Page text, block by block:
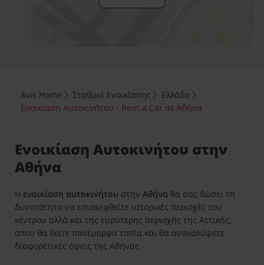
Avis Home Σταθμοί Ενοικίασης
Ελλάδα
Eνοικίαση Αυτοκινήτου - Rent a Car σε Αθήνα
Ενοικίαση Αυτοκινήτου στην
Αθήνα
Η ενοικίαση αυτοκινήτου στην Αθήνα θα σας δώσει τη
δυνατότητα να επισκεφθείτε ιστορικές περιοχές του
κέντρου αλλά και της ευρύτερης περιοχής της Αττικής,
όπου θα δείτε πανέμορφα τοπία και θα ανακαλύψετε
διαφορετικές όψεις της Αθήνας.